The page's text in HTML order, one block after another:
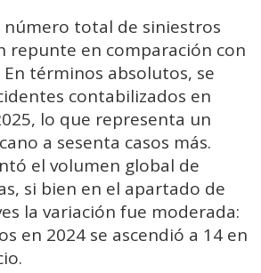
número total de siniestros
repunte en comparación con
términos absolutos, se
contabilizados en
lo que representa un
a sesenta casos más.
el volumen global de
si bien en el apartado de
la variación fue moderada:
en 2024 se ascendió a 14 en